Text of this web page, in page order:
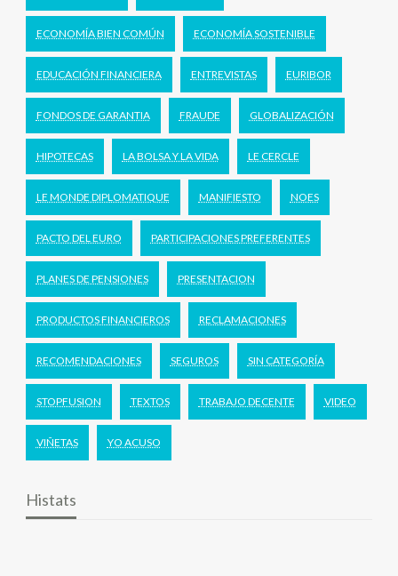
ECONOMÍA BIEN COMÚN ECONOMÍA SOSTENIBLE
EDUCACIÓN FINANCIERA ENTREVISTAS EURIBOR
FONDOS DE GARANTIA FRAUDE GLOBALIZACIÓN
HIPOTECAS LA BOLSA Y LA VIDA LE CERCLE
LE MONDE DIPLOMATIQUE MANIFIESTO NOES
PACTO DEL EURO PARTICIPACIONES PREFERENTES
PLANES DE PENSIONES PRESENTACION
PRODUCTOS FINANCIEROS RECLAMACIONES
RECOMENDACIONES SEGUROS SIN CATEGORÍA
STOPFUSION TEXTOS TRABAJO DECENTE VIDEO
VIÑETAS YO ACUSO
Histats